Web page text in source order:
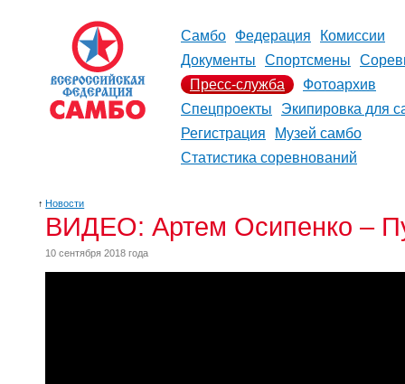
Самбо Федерация
Комиссии
Документы
Спортсмены
Пресс-служба
Фотоархив
Спецпроекты
Экипировка для
Регистрация
Музей самбо
Статистика соревнований
↑ Новости
ВИДЕО: Артем Осипенко –
10 сентября 2018 года